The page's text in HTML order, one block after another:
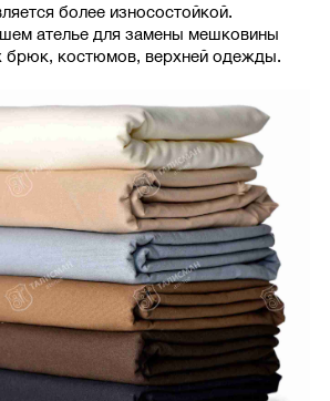
более износостойкой.
ателье для замены мешковины
брюк, костюмов, верхней одежды.